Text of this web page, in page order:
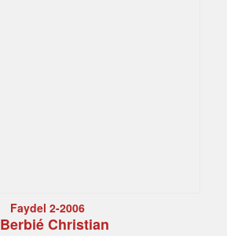
Faydel 2-2006
Berbié Christian